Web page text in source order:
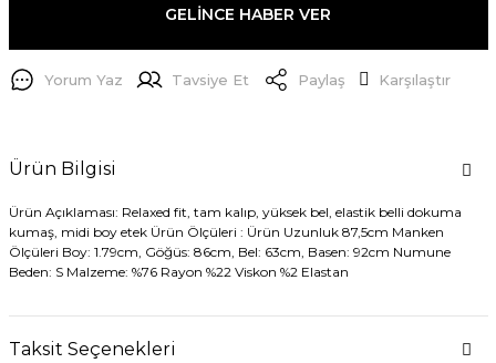
GELİNCE HABER VER
Yorum Yaz Tavsiye Et Paylaş Karşılaştır
Ürün Bilgisi
Ürün Açıklaması: Relaxed fit, tam kalıp, yüksek bel, elastik belli dokuma
kumaş, midi boy etek Ürün Ölçüleri : Ürün Uzunluk 87,5cm Manken
Ölçüleri Boy: 1.79cm, Göğüs: 86cm, Bel: 63cm, Basen: 92cm Numune
Beden: S Malzeme: %76 Rayon %22 Viskon %2 Elastan
Taksit Seçenekleri